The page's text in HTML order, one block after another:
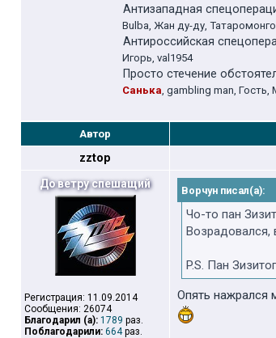
Антизападная
Bulba, Жан ду-ду,
Антироссийская
Игорь, val1954
Просто стечение
Санька, gambling man, Гость,
Автор
zztop
До ветру спешащий
Регистрация: 11.09.2014
Сообщения: 26074
Благодарил (а): 1789 раз.
Поблагодарили: 664раз.
Ворчун писал(а):
Чо-то пан
Возрадовался,
P.S. Пан
Опять нажрался